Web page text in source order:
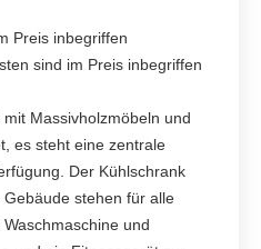
Preis inbegriffen
sind im Preis inbegriffen
Massivholzmöbeln und
es steht eine zentrale
Der Kühlschrank
stehen für alle
und